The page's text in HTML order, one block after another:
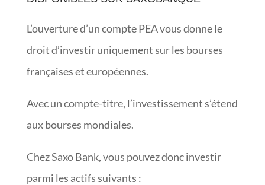
L’ouverture d’un compte PEA vous donne le
droit d’investir uniquement sur les bourses
françaises et européennes.
Avec un compte-titre, l’investissement s’étend
aux bourses mondiales.
Chez Saxo Bank, vous pouvez donc investir
parmi les actifs suivants :